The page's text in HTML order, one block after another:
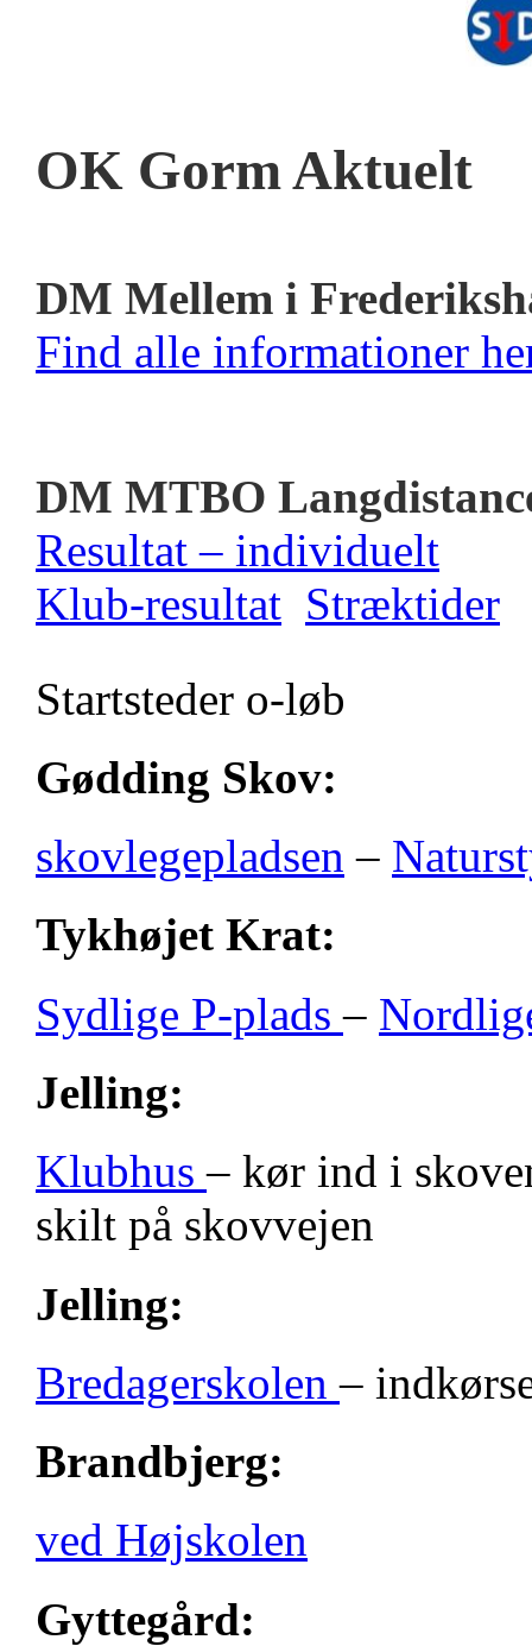
OK Gorm Aktuelt
DM Mellem i
Find alle informationer
DM MTBO
Resultat – individuelt
Klub-resultat Stræktider
Startsteder o-løb
Gødding Skov:
skovlegepladsen –
Tykhøjet Krat:
Sydlige P-plads–
Jelling:
Klubhus– kør ind i
skilt på skovvejen
Jelling:
Bredagerskolen–
Brandbjerg:
ved Højskolen
Gyttegård: